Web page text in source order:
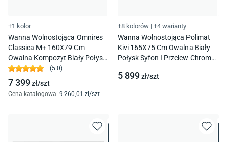
+1 kolor
Wanna Wolnostojąca Omnires
Classica M+ 160X79 Cm
Owalna Kompozyt Biały Połysk
Classicawwbp
(5.0)
7 399zł/szt
Cena katalogowa: 9 260,01 zł/szt
+8 kolorów | +4 warianty
Wanna Wolnostojąca Polimat
Kivi 165X75 Cm Owalna Biały
Połysk Syfon I Przelew Chrom
5 899zł/szt